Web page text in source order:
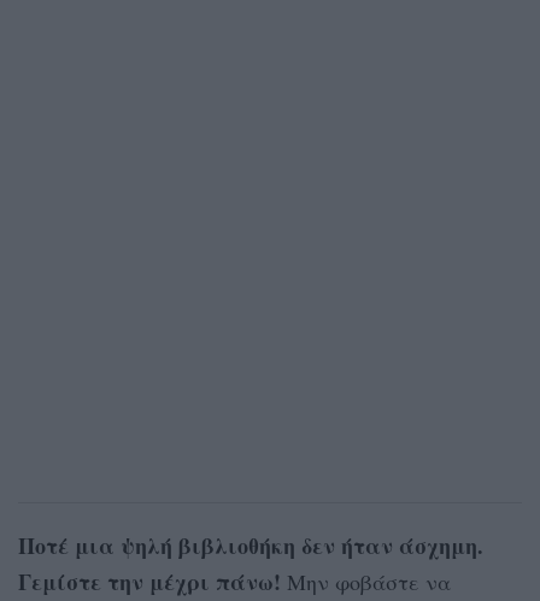
Ποτέ μια ψηλή βιβλιοθήκη δεν ήταν άσχημη.
Γεμίστε την μέχρι πάνω! Μην φοβάστε να